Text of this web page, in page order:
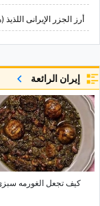
أرز الجزر الإیرانی
إيران الرائعة
کیف تجعل الغورمه